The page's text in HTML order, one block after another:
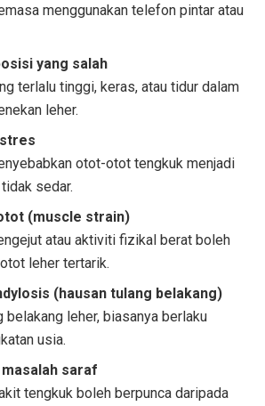
menggunakan telefon pintar atau
yang salah
terlalu tinggi, keras, atau tidur dalam
leher.
otot-otot tengkuk menjadi
sedar.
(muscle strain)
atau aktiviti fizikal berat boleh
leher tertarik.
(hausan tulang belakang)
belakang leher, biasanya berlaku
usia.
saraf
tengkuk boleh berpunca daripada